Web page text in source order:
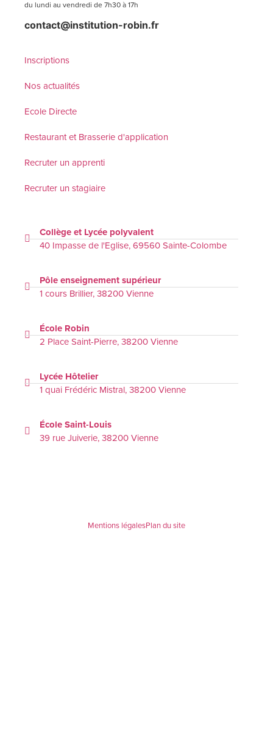
du lundi au vendredi de 7h30 à 17h
contact@institution-robin.fr
Inscriptions
Nos actualités
Ecole Directe
Restaurant et Brasserie d'application
Recruter un apprenti
Recruter un stagiaire
Collège et Lycée polyvalent
40 Impasse de l'Eglise, 69560 Sainte-Colombe
Pôle enseignement supérieur
1 cours Brillier, 38200 Vienne
École Robin
2 Place Saint-Pierre, 38200 Vienne
Lycée Hôtelier
1 quai Frédéric Mistral, 38200 Vienne
École Saint-Louis
39 rue Juiverie, 38200 Vienne
Mentions légalesPlan du site